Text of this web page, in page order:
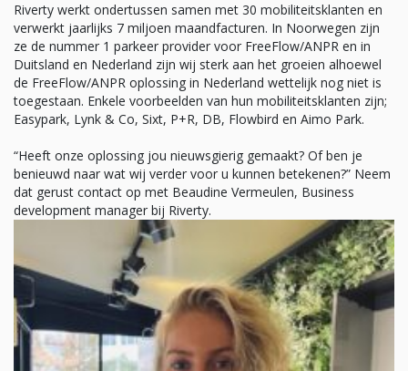
Riverty werkt ondertussen samen met 30 mobiliteitsklanten en
verwerkt jaarlijks 7 miljoen maandfacturen. In Noorwegen zijn
ze de nummer 1 parkeer provider voor FreeFlow/ANPR en in
Duitsland en Nederland zijn wij sterk aan het groeien alhoewel
de FreeFlow/ANPR oplossing in Nederland wettelijk nog niet is
toegestaan. Enkele voorbeelden van hun mobiliteitsklanten zijn;
Easypark, Lynk & Co, Sixt, P+R, DB, Flowbird en Aimo Park.
“Heeft onze oplossing jou nieuwsgierig gemaakt? Of ben je
benieuwd naar wat wij verder voor u kunnen betekenen?” Neem
dat gerust contact op met Beaudine Vermeulen, Business
development manager bij Riverty.